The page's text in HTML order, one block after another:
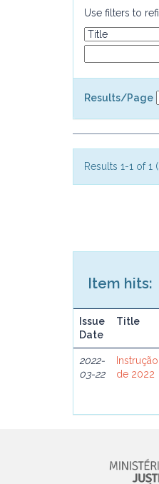
Use filters to
Results/Page
Results 1-1 of 1
Item hits:
Issue
Date
Title
2022-
03-22
de 2022